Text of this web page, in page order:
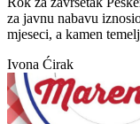
za javnu nabavu
mjeseci, a kamen
Ivona Ćirak